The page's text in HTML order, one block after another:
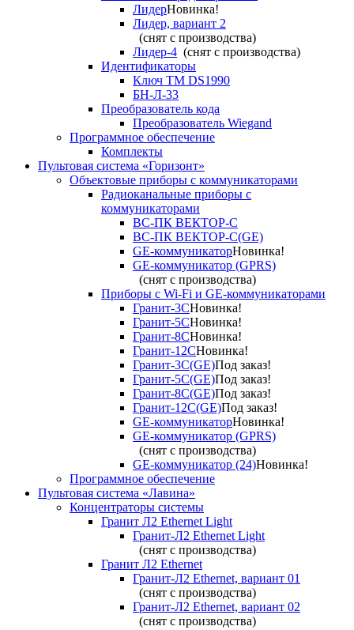
ЛидерНовинка!
Лидер, вариант 2
(снят с производства)
Лидер-4 (снят с производства)
Идентификаторы
Ключ TM DS1990
БН-Л-33
Преобразователь кода
Преобразователь Wiegand
Программное обеспечение
Комплекты
Пультовая система «Горизонт»
Объектовые приборы с коммуникаторами
Радиоканальные приборы с
коммуникаторами
ВС-ПК ВЕКТОР-С
ВС-ПК ВЕКТОР-С(GE)
GE-коммуникаторНовинка!
GE-коммуникатор (GPRS)
(снят с производства)
Приборы с Wi-Fi и GE-коммуникаторами
Гранит-3СНовинка!
Гранит-5СНовинка!
Гранит-8СНовинка!
Гранит-12СНовинка!
Гранит-3С(GE)Под заказ!
Гранит-5С(GE)Под заказ!
Гранит-8С(GE)Под заказ!
Гранит-12С(GE)Под заказ!
GE-коммуникаторНовинка!
GE-коммуникатор (GPRS)
(снят с производства)
GE-коммуникатор (24)Новинка!
Программное обеспечение
Пультовая система «Лавина»
Концентраторы системы
Гранит Л2 Ethernet Light
Гранит-Л2 Ethernet Light
(снят с производства)
Гранит Л2 Ethernet
Гранит-Л2 Ethernet, вариант 01
(снят с производства)
Гранит-Л2 Ethernet, вариант 02
(снят с производства)